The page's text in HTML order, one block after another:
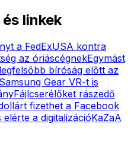
linkek
a FedExUSA kontra
az óriáscégnekEgymást
bíróság előtt az
Gear VR-t is
Fájlcserélőket rászedő
fizethet a Facebook
a digitalizációKaZaA